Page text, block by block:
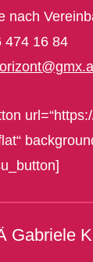
nach
474 16 84
Gabriele